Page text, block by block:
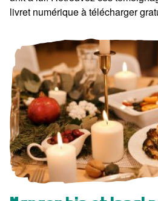
livret numérique à télécharger